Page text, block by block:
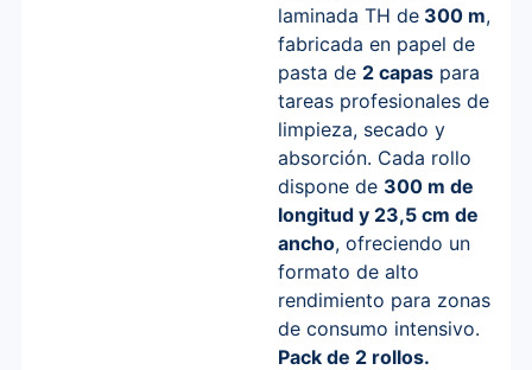
laminada TH de 300 m,
fabricada en papel de
pasta de 2 capas para
tareas profesionales de
limpieza, secado y
absorción. Cada rollo
dispone de 300 m de
longitud y 23,5 cm de
ancho, ofreciendo un
formato de alto
rendimiento para zonas
de consumo intensivo.
Pack de 2 rollos.